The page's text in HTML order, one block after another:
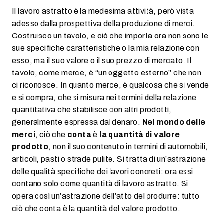
Il lavoro astratto è la medesima attività, però vista
adesso dalla prospettiva della produzione di merci.
Costruisco un tavolo, e ciò che importa ora non sono le
sue specifiche caratteristiche o la mia relazione con
esso, ma il suo valore o il suo prezzo di mercato. Il
tavolo, come merce, è “un oggetto esterno” che non
ci riconosce. In quanto merce, è qualcosa che si vende
e si compra, che si misura nei termini della relazione
quantitativa che stabilisce con altri prodotti,
generalmente espressa dal denaro. Nel mondo delle
merci, ciò che contaè la quantità di valore
prodotto, non il suo contenuto in termini di automobili,
articoli, pasti o strade pulite. Si tratta di un’astrazione
delle qualità specifiche dei lavori concreti: ora essi
contano solo come quantità di lavoro astratto. Si
opera così un’astrazione dell’atto del produrre: tutto
ciò che conta è la quantità del valore prodotto.